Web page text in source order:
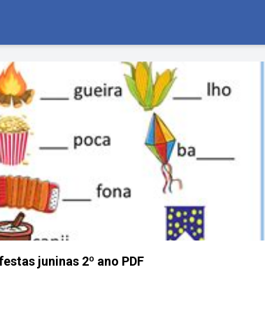
juninas 2º ano PDF